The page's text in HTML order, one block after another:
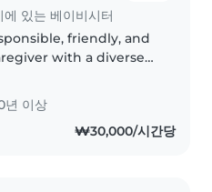
에 있는 베이비시터
friendly, and
with a diverse
children of all
babies to school-age
년 이상
₩30,000/시간당